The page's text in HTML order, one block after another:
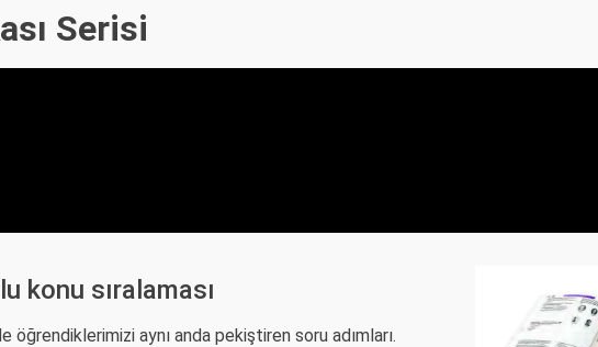
Serisi
konu sıralaması
öğrendiklerimizi aynı anda pekiştiren soru adımları.